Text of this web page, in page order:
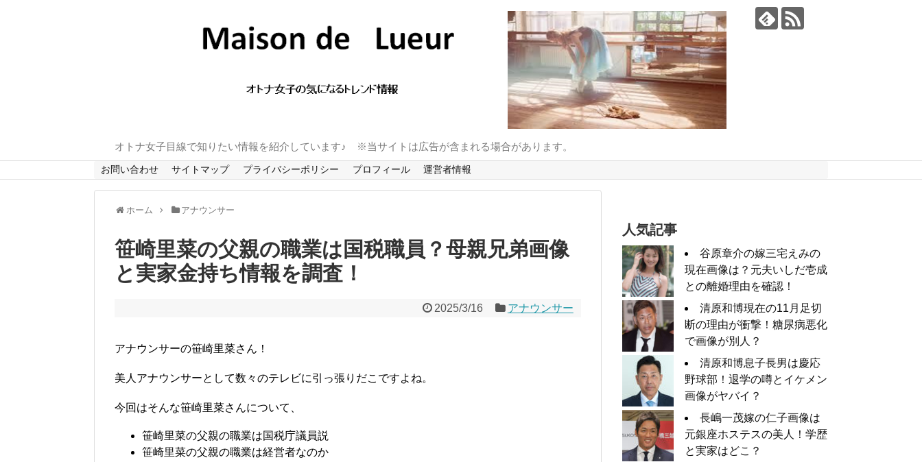
オトナ女子目線で知りたい情報を紹介しています♪ ※当サイトは広告が含まれる場合があります。
お問い合わせ サイトマップ プライバシーポリシー プロフィール 運営者情報
ホーム アナウンサー
笹崎里菜の父親の職業は国税職員？母親兄弟画像
と実家金持ち情報を調査！
2025/3/16 アナウンサー
アナウンサーの笹崎里菜さん！
美人アナウンサーとして数々のテレビに引っ張りだこですよね。
今回はそんな笹崎里菜さんについて、
笹崎里菜の父親の職業は国税庁議員説
笹崎里菜の父親の職業は経営者なのか
人気記事
谷原章介の嫁三宅えみの
現在画像は？元夫いしだ壱成
との離婚理由を確認！
清原和博現在の11月足切
断の理由が衝撃！糖尿病悪化
で画像が別人？
清原和博息子長男は慶応
野球部！退学の噂とイケメン
画像がヤバイ？
長嶋一茂嫁の仁子画像は
元銀座ホステスの美人！学歴
と実家はどこ？